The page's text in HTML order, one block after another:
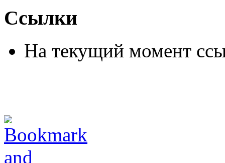
Ссылки
На текущий момент